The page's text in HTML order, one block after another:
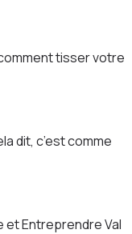
tisser votre
dit, c’est comme
et Entreprendre Val